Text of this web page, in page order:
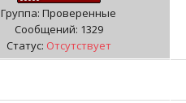
Группа: Проверенные
Сообщений: 1329
Статус: Отсутствует